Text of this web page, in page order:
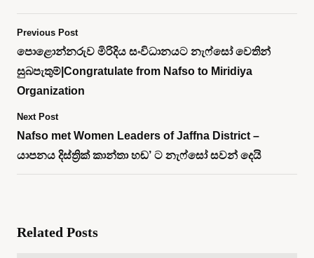
Previous Post
පොළොන්නරුව මිරිදිය සංවිධානයට නැෆ්සෝ වෙතින්
සුබපැතුම්|Congratulate from Nafso to Miridiya
Organization
Next Post
Nafso met Women Leaders of Jaffna District –
යාපනය දිස්ත්‍රික් කාන්තා හඬ’ ට නැෆ්සෝ සවන් දෙයි
Related Posts